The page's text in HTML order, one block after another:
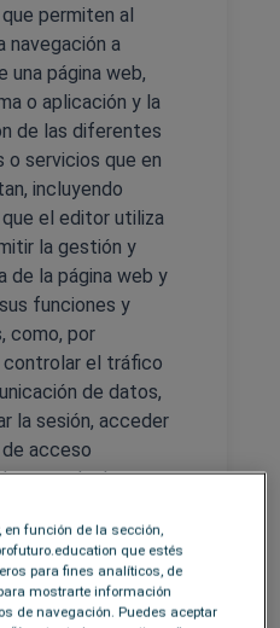
permiten al
navegación a
una página web,
o aplicación y la
de las diferentes
o servicios que en
incluyendo
el editor utiliza
la gestión y
de la página web y
funciones y
como, por
controlar el tráfico
de datos,
la sesión, acceder
acceso
recordar los
el proceso
de un pedido,
el pago, controlar
en función de la sección,
que estés
para fines analíticos, de
mostrarte información
de navegación. Puedes aceptar